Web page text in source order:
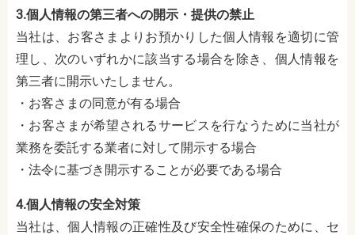
3.個人情報の第三者への開示・提供の禁止
当社は、お客さまよりお預かりした個人情報を適切に管
理し、次のいずれかに該当する場合を除き、個人情報を
第三者に開示いたしません。
・お客さまの同意が有る場合
・お客さまが希望されるサービスを行なうために当社が
業務を委託する業者に対して開示する場合
・法令に基づき開示することが必要である場合
4.個人情報の安全対策
当社は、個人情報の正確性及び安全性確保のために、セ